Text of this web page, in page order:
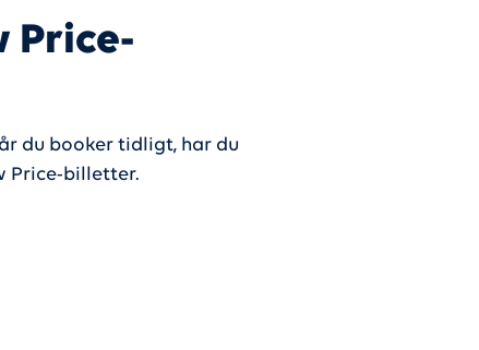
Price-
du booker tidligt, har du
Price-billetter.